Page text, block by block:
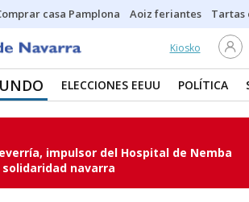
casa Pamplona Aoiz feriantes Tartas
Kiosko
ELECCIONES EEUU POLÍTICA
impulsor del Hospital de Nemba
navarra